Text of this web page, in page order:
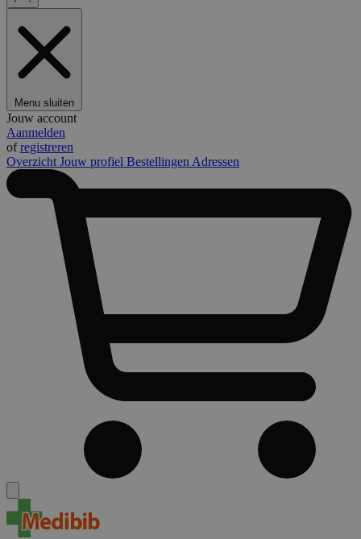
Menu sluiten
Jouw account
Aanmelden
ofregistreren
Overzicht Jouw profiel Bestellingen Adressen